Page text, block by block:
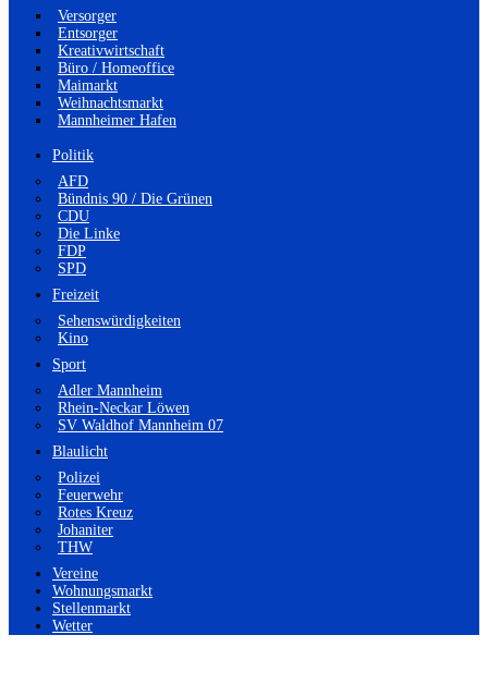
Versorger
Entsorger
Kreativwirtschaft
Büro / Homeoffice
Maimarkt
Weihnachtsmarkt
Mannheimer Hafen
Politik
AFD
Bündnis 90 / Die Grünen
CDU
Die Linke
FDP
SPD
Freizeit
Sehenswürdigkeiten
Kino
Sport
Adler Mannheim
Rhein-Neckar Löwen
SV Waldhof Mannheim 07
Blaulicht
Polizei
Feuerwehr
Rotes Kreuz
Johaniter
THW
Vereine
Wohnungsmarkt
Stellenmarkt
Wetter